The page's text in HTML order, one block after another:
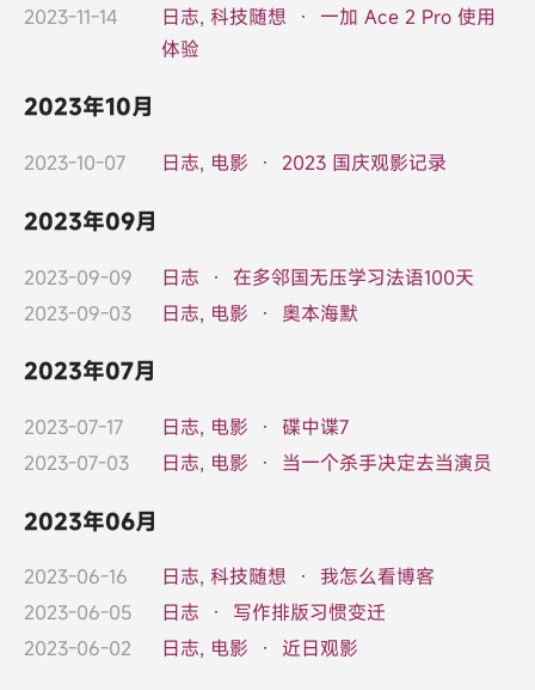
2023-11-14 日志, 科技随想 · 一加 Ace 2 Pro 使用
体验
2023年10月
2023-10-07 日志, 电影 · 2023 国庆观影记录
2023年09月
2023-09-09 日志 · 在多邻国无压学习法语100天
2023-09-03
日志, 电影 · 奥本海默
2023年07月
2023-07-17 日志, 电影 · 碟中谍7
2023-07-03
日志, 电影 · 当一个杀手决定去当演员
2023年06月
2023-06-16 日志, 科技随想 · 我怎么看博客
2023-06-05
日志 · 写作排版习惯变迁
2023-06-02
日志, 电影 · 近日观影